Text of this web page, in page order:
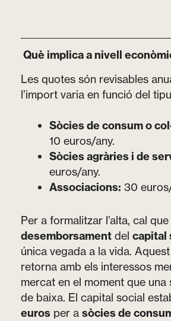
Què implica a nivell
Les quotes són revisables
l’import varia en funció del
Sòcies de consum o
10 euros/any.
Sòcies agràries i de
euros/any.
Associacions: 30
Per a formalitzar l’alta, cal
desemborsamentdel capital
única vegada a la vida.
retorna amb els interessos
mercat en el moment que una
de baixa. El capital social
eurosper a sòcies de